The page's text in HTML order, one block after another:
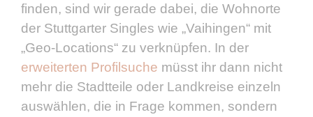
finden, sind wir gerade dabei, die Wohnorte
der Stuttgarter Singles wie „Vaihingen“ mit
„Geo-Locations“ zu verknüpfen. In der
erweiterten Profilsuche müsst ihr dann nicht
mehr die Stadtteile oder Landkreise einzeln
auswählen, die in Frage kommen, sondern